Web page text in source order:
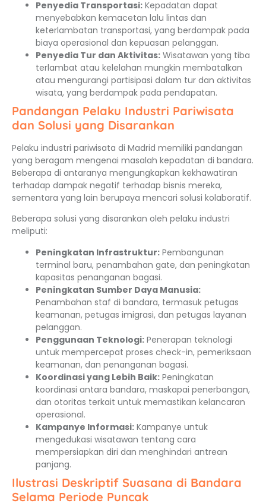
Penyedia Transportasi: Kepadatan dapat
menyebabkan kemacetan lalu lintas dan
keterlambatan transportasi, yang berdampak pada
biaya operasional dan kepuasan pelanggan.
Penyedia Tur dan Aktivitas: Wisatawan yang tiba
terlambat atau kelelahan mungkin membatalkan
atau mengurangi partisipasi dalam tur dan aktivitas
wisata, yang berdampak pada pendapatan.
Pandangan Pelaku Industri Pariwisata
dan Solusi yang Disarankan
Pelaku industri pariwisata di Madrid memiliki pandangan
yang beragam mengenai masalah kepadatan di bandara.
Beberapa di antaranya mengungkapkan kekhawatiran
terhadap dampak negatif terhadap bisnis mereka,
sementara yang lain berupaya mencari solusi kolaboratif.
Beberapa solusi yang disarankan oleh pelaku industri
meliputi:
Peningkatan Infrastruktur: Pembangunan
terminal baru, penambahan gate, dan peningkatan
kapasitas penanganan bagasi.
Peningkatan Sumber Daya Manusia:
Penambahan staf di bandara, termasuk petugas
keamanan, petugas imigrasi, dan petugas layanan
pelanggan.
Penggunaan Teknologi: Penerapan teknologi
untuk mempercepat proses check-in, pemeriksaan
keamanan, dan penanganan bagasi.
Koordinasi yang Lebih Baik: Peningkatan
koordinasi antara bandara, maskapai penerbangan,
dan otoritas terkait untuk memastikan kelancaran
operasional.
Kampanye Informasi: Kampanye untuk
mengedukasi wisatawan tentang cara
mempersiapkan diri dan menghindari antrean
panjang.
Ilustrasi Deskriptif Suasana di Bandara
Selama Periode Puncak